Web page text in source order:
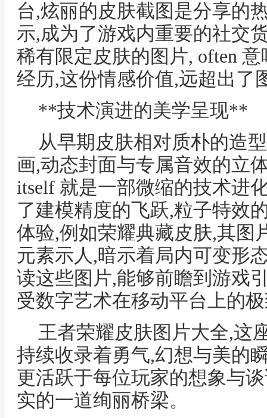
台,炫丽的皮肤截图是分享的
示,成为了游戏内重要的社交
稀有限定皮肤的图片, often
经历,这份情感价值,远超出了
**技术演进的美学呈现**
从早期皮肤相对质朴的造
画,动态封面与专属音效的立
itself 就是一部微缩的技术进
了建模精度的飞跃,粒子特效
体验,例如荣耀典藏皮肤,其图
元素示人,暗示着局内可变形
读这些图片,能够前瞻到游戏
受数字艺术在移动平台上的
王者荣耀皮肤图片大全,这
持续收录着勇气,幻想与美的
更活跃于每位玩家的想象与
实的一道绚丽桥梁。